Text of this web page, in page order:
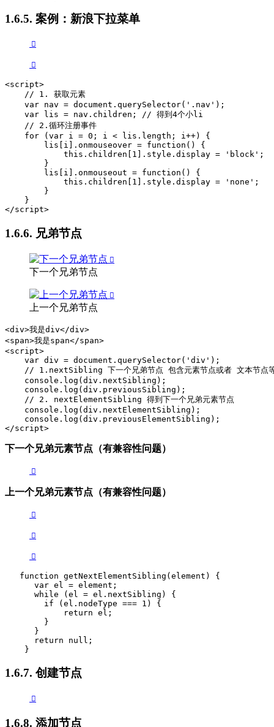
1.6.5. 案例：新浪下拉菜单
<script>
    // 1. 获取元素
    var nav = document.querySelector('.nav');
    var lis = nav.children; // 得到4个小li
    // 2.循环注册事件
    for (var i = 0; i < lis.length; i++) {
        lis[i].onmouseover = function() {
            this.children[1].style.display = 'block';
        }
        lis[i].onmouseout = function() {
            this.children[1].style.display = 'none';
        }
    }
</script>
1.6.6. 兄弟节点
下一个兄弟节点
上一个兄弟节点
<div>我是div</div>
<span>我是span</span>
<script>
    var div = document.querySelector('div');
// 1.nextSibling 下一个兄弟节点 包含元素节点或者 文本节点
    console.log(div.nextSibling);
    console.log(div.previousSibling);
    // 2. nextElementSibling 得到下一个兄弟元素节点
    console.log(div.nextElementSibling);
    console.log(div.previousElementSibling);
</script>
下一个兄弟元素节点（有兼容性问题）
上一个兄弟元素节点（有兼容性问题）
   function getNextElementSibling(element) {
      var el = element;
      while (el = el.nextSibling) {
        if (el.nodeType === 1) {
            return el;
        }
      }
      return null;
    }
1.6.7. 创建节点
1.6.8. 添加节点